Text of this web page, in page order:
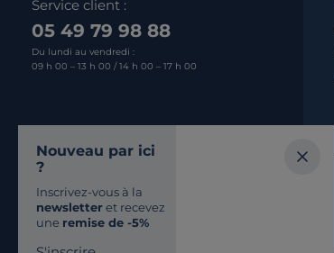
Service client :
05 49 79 98 88
Du lundi au vendredi :
09 h 00 – 13 h 00 / 14 h 00 – 17 h 00
SUR LES RÉSEAUX
Nouveau par ici
?
Inscrivez-vous à la
newsletteret recevez
une remise de -5%